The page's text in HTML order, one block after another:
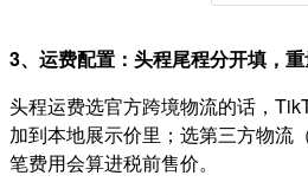
3、运费配置：头程尾程分开填，
头程运费选官方跨境物流的话，
加到本地展示价里；选第三方物流
笔费用会算进税前售价。